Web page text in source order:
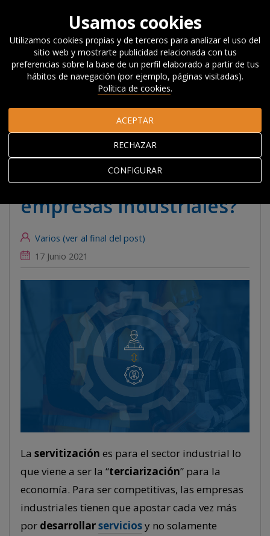
Actualidad
Noticias, Eventos y
Blog
#Beyondcompetitiveness
Nuevas tecnologías y
formación ¿vías para la servitización en las empresas
Nuevas tecnologías y
formación ¿vías para la
servitización en las
empresas industriales?
Varios (ver al final del post)
17 Junio 2021
La servitización es para el sector industrial lo
que viene a ser la “terciarización” para la
economía. Para ser competitivas, las empresas
industriales tienen que apostar cada vez más
por desarrollarserviciosy no solamente
Usamos cookies
Utilizamos cookies propias y de terceros para analizar el uso del
sitio web y mostrarte publicidad relacionada con tus
preferencias sobre la base de un perfil elaborado a partir de tus
hábitos de navegación (por ejemplo, páginas visitadas).
Política de cookies.
CONFIGURAR
RECHAZAR
ACEPTAR